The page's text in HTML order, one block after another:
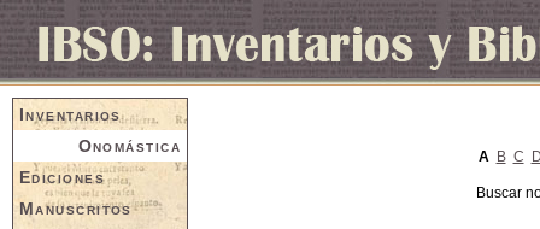
Inventarios
Onomástica
Ediciones
Manuscritos
A B C
Buscar